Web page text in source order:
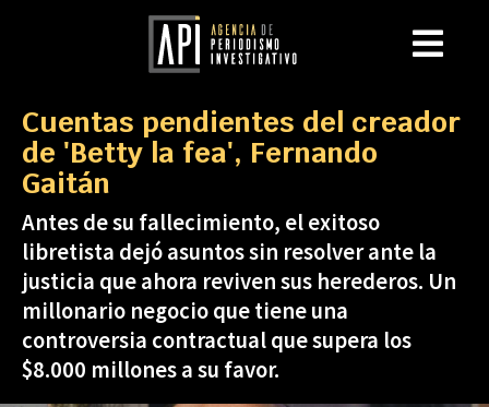
Cuentas pendientes del creador
de 'Betty la fea', Fernando
Gaitán
Antes de su fallecimiento, el exitoso
libretista dejó asuntos sin resolver ante la
justicia que ahora reviven sus herederos. Un
millonario negocio que tiene una
controversia contractual que supera los
$8.000 millones a su favor.